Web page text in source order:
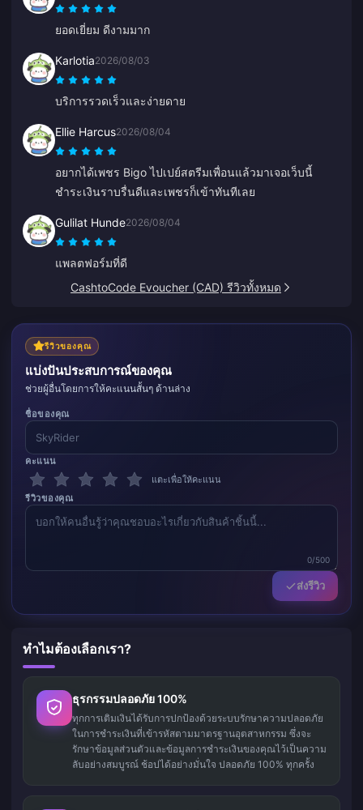
ยอดเยี่ยม ดีงามมาก
Karlotia2026/08/03
บริการรวดเร็วและง่ายดาย
Ellie Harcus2026/08/04
อยากได้เพชร Bigo ไปเปย์สตรีมเพื่อนแล้วมาเจอเว็บนี้
ชำระเงินราบรื่นดีและเพชรก็เข้าทันทีเลย
Gulilat Hunde2026/08/04
แพลตฟอร์มที่ดี
CashtoCode Evoucher (CAD) รีวิวทั้งหมด
รีวิวของคุณ
แบ่งปันประสบการณ์ของคุณ
ช่วยผู้อื่นโดยการให้คะแนนสั้นๆ ด้านล่าง
ชื่อของคุณ
คะแนน
แตะเพื่อให้คะแนน
รีวิวของคุณ
0/500
ส่งรีวิว
ทำไมต้องเลือกเรา?
ธุรกรรมปลอดภัย 100%
ทุกการเติมเงินได้รับการปกป้องด้วยระบบรักษาความปลอดภัย
ในการชำระเงินที่เข้ารหัสตามมาตรฐานอุตสาหกรรม ซึ่งจะ
รักษาข้อมูลส่วนตัวและข้อมูลการชำระเงินของคุณไว้เป็นความ
ลับอย่างสมบูรณ์ ช้อปได้อย่างมั่นใจ ปลอดภัย 100% ทุกครั้ง